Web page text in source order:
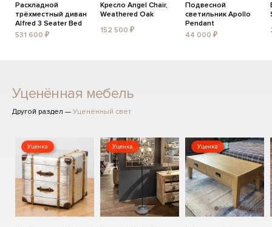
Раскладной
трёхместный диван
Alfred 3 Seater Bed
531 600 ₽
Кресло Angel Chair,
Weathered Oak
152 500 ₽
Подвесной
светильник Apollo
Pendant
44 000 ₽
Уценённая мебель
Другой раздел — Уценённый свет
Уценка Уценка Уценка